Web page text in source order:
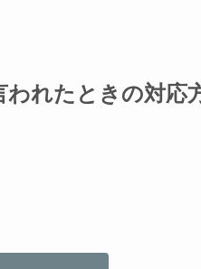
われたときの対応